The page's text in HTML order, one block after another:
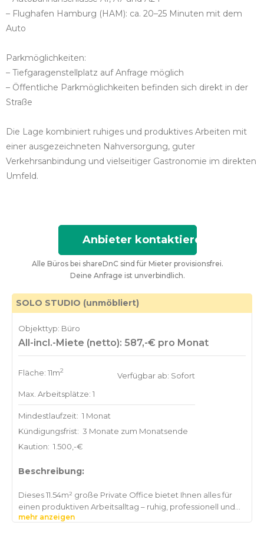
– Flughafen Hamburg (HAM): ca. 20–25 Minuten mit dem
Auto
Parkmöglichkeiten:
– Tiefgaragenstellplatz auf Anfrage möglich
– Öffentliche Parkmöglichkeiten befinden sich direkt in der
Straße
Die Lage kombiniert ruhiges und produktives Arbeiten mit
einer ausgezeichneten Nahversorgung, guter
Verkehrsanbindung und vielseitiger Gastronomie im direkten
Umfeld.
Anbieter kontaktieren
Alle Büros bei shareDnC sind für Mieter provisionsfrei.
Deine Anfrage ist unverbindlich.
SOLO STUDIO (unmöbliert)
Objekttyp: Büro
All-incl.-Miete (netto): 587,-€ pro Monat
Fläche: 11m2
Max. Arbeitsplätze: 1
Verfügbar ab: Sofort
Mindestlaufzeit: 1 Monat
Kündigungsfrist: 3 Monate zum Monatsende
Kaution: 1.500,-€
Beschreibung:
Dieses 11.54m² große Private Office bietet Ihnen alles für
einen produktiven Arbeitsalltag – ruhig, professionell und
voll ausgestattet. Das Büro befindet sich in Hans-Henny-
mehr anzeigen